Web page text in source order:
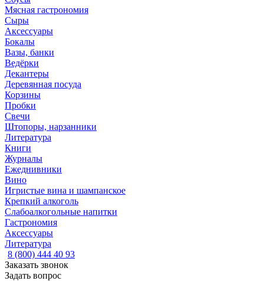
Мясная гастрономия
Сыры
Аксессуары
Бокалы
Вазы, банки
Ведёрки
Декантеры
Деревянная посуда
Корзины
Пробки
Свечи
Штопоры, нарзанники
Литература
Книги
Журналы
Ежеднивники
Вино
Игристые вина и шампанское
Крепкий алкоголь
Слабоалкогольные напитки
Гастрономия
Аксессуары
Литература
8 (800) 444 40 93
Заказать звонок
Задать вопрос